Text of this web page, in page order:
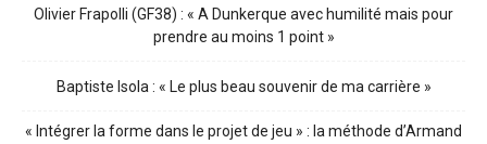
Olivier Frapolli (GF38) : « A Dunkerque avec humilité mais pour
prendre au moins 1 point »
Baptiste Isola : « Le plus beau souvenir de ma carrière »
« Intégrer la forme dans le projet de jeu » : la méthode d’Armand